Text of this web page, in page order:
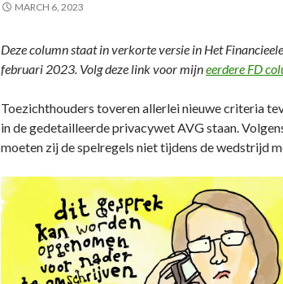
MARCH 6, 2023
Deze column staat in verkorte versie in Het
februari 2023. Volg deze link voor mijneerdere FD
Toezichthouders toveren allerlei nieuwe criteria
in de gedetailleerde privacywet AVG staan.
moeten zij de spelregels niet tijdens de wedstrijd